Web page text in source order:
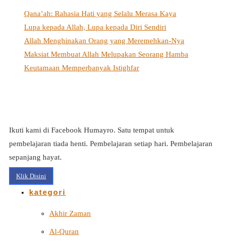
Qana’ah: Rahasia Hati yang Selalu Merasa Kaya
Lupa kepada Allah, Lupa kepada Diri Sendiri
Allah Menghinakan Orang yang Meremehkan-Nya
Maksiat Membuat Allah Melupakan Seorang Hamba
Keutamaan Memperbanyak Istighfar
Ikuti kami di Facebook Humayro. Satu tempat untuk
pembelajaran tiada henti. Pembelajaran setiap hari. Pembelajaran
sepanjang hayat.
Klik Disini
kategori
Akhir Zaman
Al-Quran